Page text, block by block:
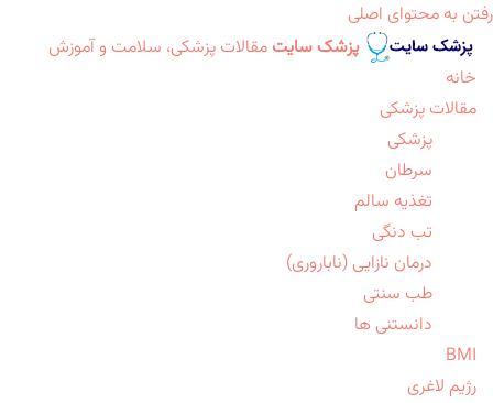
رفتن به محتوای اصلی
پزشک سایت مقالات پزشکی، سلامت و آموزش
خانه
مقالات پزشکی
پزشکی
سرطان
تغذیه سالم
تب دنگی
درمان نازایی (ناباروری)
طب سنتی
دانستنی ها
BMI
رژیم لاغری